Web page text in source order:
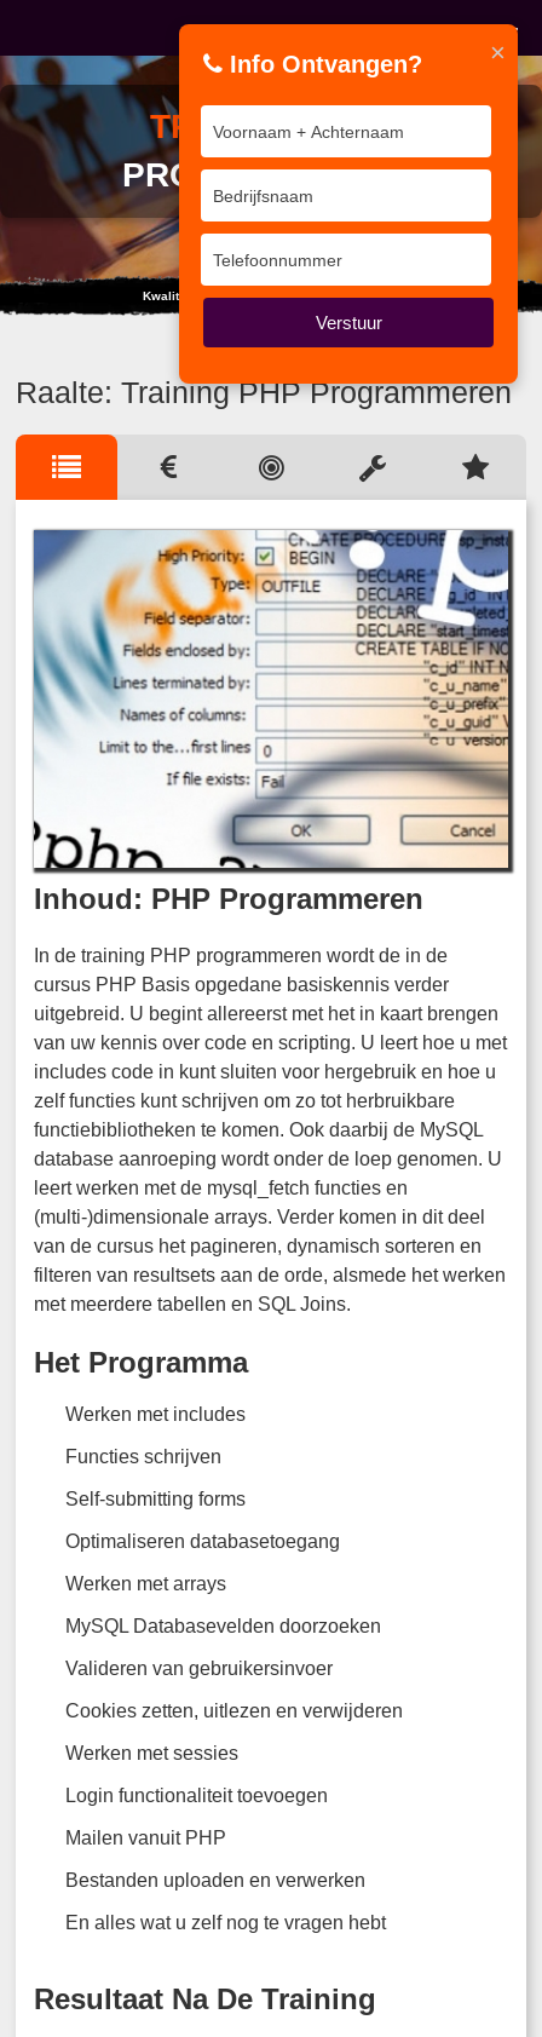
TRAININGPHP
PROGRAMMEREN
Kwaliteit van Interne Auditor tot Coördinator
Raalte: Training PHP Programmeren
Inhoud: PHP Programmeren
In de training PHP programmeren wordt de in de
cursus PHP Basis opgedane basiskennis verder
uitgebreid. U begint allereerst met het in kaart brengen
van uw kennis over code en scripting. U leert hoe u met
includes code in kunt sluiten voor hergebruik en hoe u
zelf functies kunt schrijven om zo tot herbruikbare
functiebibliotheken te komen. Ook daarbij de MySQL
database aanroeping wordt onder de loep genomen. U
leert werken met de mysql_fetch functies en
(multi-)dimensionale arrays. Verder komen in dit deel
van de cursus het pagineren, dynamisch sorteren en
filteren van resultsets aan de orde, alsmede het werken
met meerdere tabellen en SQL Joins.
Het Programma
Werken met includes
Functies schrijven
Self-submitting forms
Optimaliseren databasetoegang
Werken met arrays
MySQL Databasevelden doorzoeken
Valideren van gebruikersinvoer
Cookies zetten, uitlezen en verwijderen
Werken met sessies
Login functionaliteit toevoegen
Mailen vanuit PHP
Bestanden uploaden en verwerken
En alles wat u zelf nog te vragen hebt
Resultaat Na De Training
×
Info Ontvangen?
Verstuur